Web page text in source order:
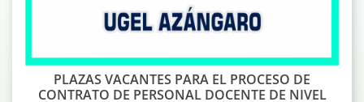
PLAZAS VACANTES PARA EL PROCESO DE
CONTRATO DE PERSONAL DOCENTE DE NIVEL